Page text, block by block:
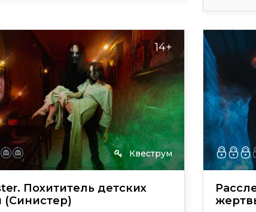
14+
Квеструм
Похититель детских
(Синистер)